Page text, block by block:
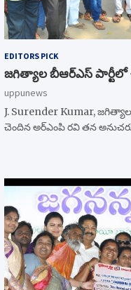
EDITORS PICK
జగిత్యాల బీఆర్ఎస్ పార్టీలో
uppunews
J. Surender Kumar,
చెందిన అర్ఎంపి రవి తన